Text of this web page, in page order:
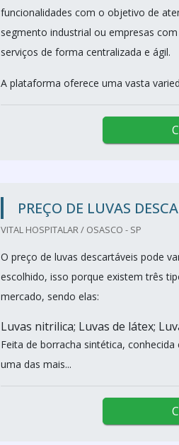
funcionalidades com o objetivo de
segmento industrial ou empresas
serviços de forma centralizada e ágil.
A plataforma oferece uma vasta
PREÇO DE LUVAS
VITAL HOSPITALAR / OSASCO - SP
O preço de luvas descartáveis pode
escolhido, isso porque existem três
mercado, sendo elas:
Luvas nitrilica; Luvas de látex;
Feita de borracha sintética,
uma das mais...